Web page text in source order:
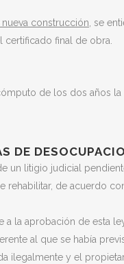
construcción, se
certificado final de obra.
de los dos años
DE
un litigio judicial
rehabilitar, de acuerdo
a la aprobación de esta
al que se había
ilegalmente y el